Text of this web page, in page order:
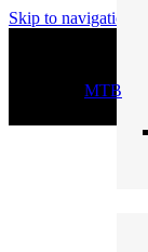
Skip to navigation
MTB